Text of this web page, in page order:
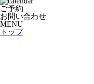
ご予約
お問い合わせ
MENU
トップ